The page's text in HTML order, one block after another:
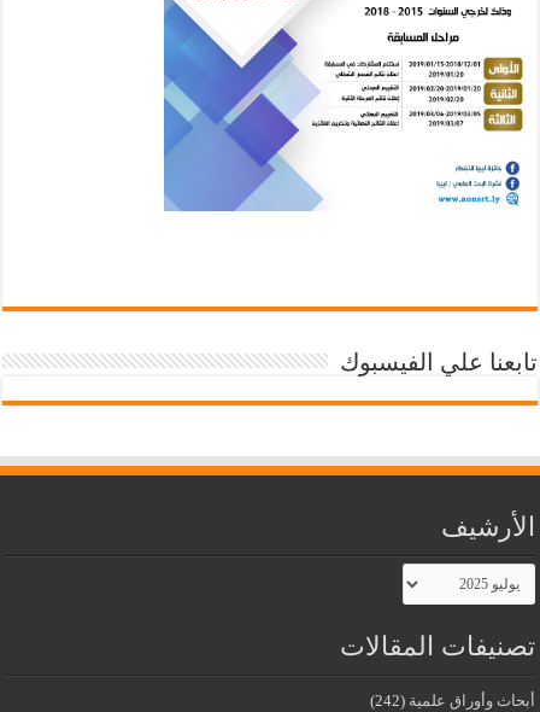
تابعنا علي الفيسبوك
الأرشيف
الأرشيف
تصنيفات المقالات
أبحاث وأوراق علمية (242)